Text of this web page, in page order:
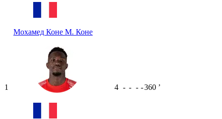
Мохамед Коне М. Коне
1 4 - - - -360 ʼ